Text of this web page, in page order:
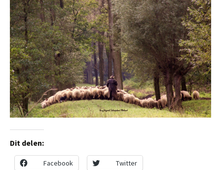
Dit delen:
Facebook Twitter